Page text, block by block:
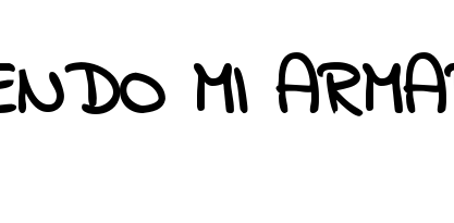
MI